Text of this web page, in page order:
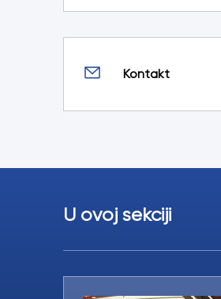
Kontakt
U ovoj sekciji